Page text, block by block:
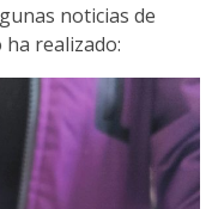
noticias de
realizado: